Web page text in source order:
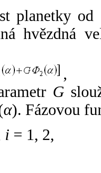
planetky od
hvězdná
,
G
α). Fázovou
i = 1, 2,